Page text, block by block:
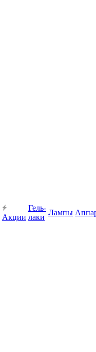
Акции
Гель-
лаки
Лампы